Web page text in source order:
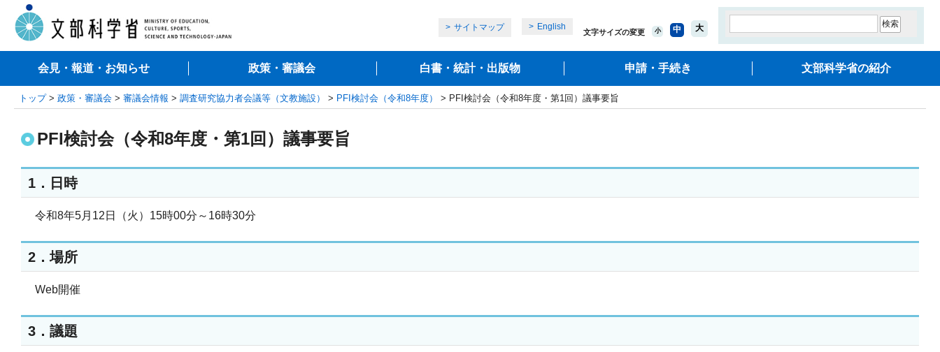
サイトマップ English
文字サイズの変更 小 中 大
会見・報道・お知らせ 政策・審議会 白書・統計・出版物 申請・手続き 文部科学省の紹介
トップ> 政策・審議会 > 審議会情報 > 調査研究協力者会議等（文教施設） > PFI検討会（令和8年度） > PFI検討会（令和8年度・第1回）議事要旨
PFI検討会（令和8年度・第1回）議事要旨
1．日時
令和8年5月12日（火）15時00分～16時30分
2．場所
Web開催
3．議題